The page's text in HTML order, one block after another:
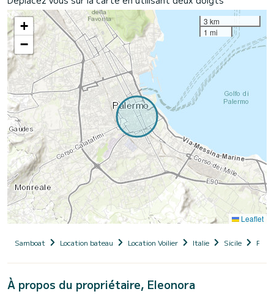
+
−
3 km
1 mi
Leaflet
Samboat Location bateau Location Voilier Italie Sicile
À propos du propriétaire, Eleonora